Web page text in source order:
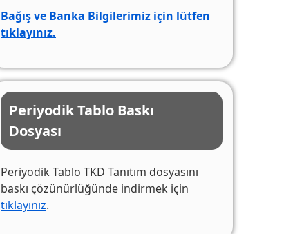
Bağış ve Banka Bilgilerimiz için lütfen
tıklayınız.
Periyodik Tablo Baskı
Dosyası
Periyodik Tablo TKD Tanıtım dosyasını
baskı çözünürlüğünde indirmek için
tıklayınız.